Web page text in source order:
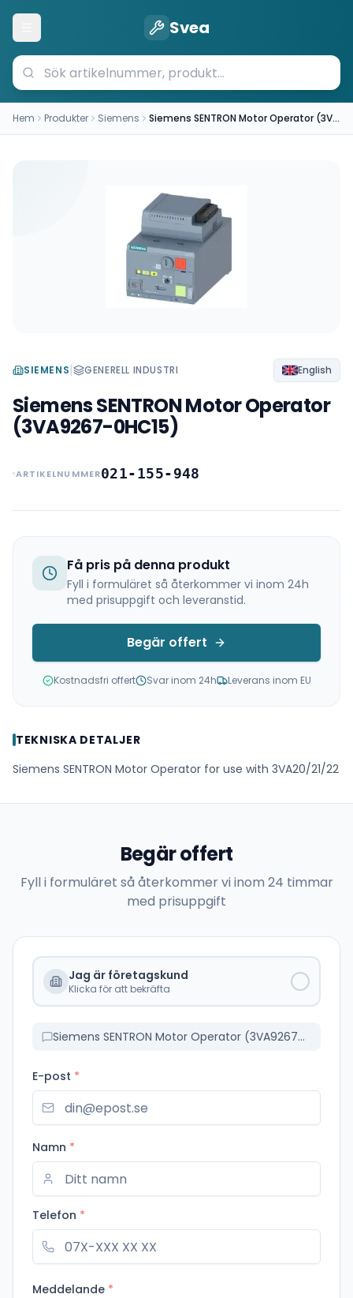
Öppna meny Svea
Hem Produkter Siemens Siemens SENTRON Motor Operator (3VA9267-0HC15)
SIEMENS| GENERELL INDUSTRI English
Siemens SENTRON Motor Operator
(3VA9267-0HC15)
ARTIKELNUMMER021-155-948
Få pris på denna produkt
Fyll i formuläret så återkommer vi inom 24h
med prisuppgift och leveranstid.
Begär offert
Kostnadsfri offert Svar inom 24h Leverans inom EU
TEKNISKA DETALJER
Siemens SENTRON Motor Operator for use with 3VA20/21/22
Begär offert
Fyll i formuläret så återkommer vi inom 24 timmar
med prisuppgift
Jag är företagskund
Klicka för att bekräfta
Siemens SENTRON Motor Operator (3VA9267-0HC15)
E-post *
Namn *
Telefon *
Meddelande *